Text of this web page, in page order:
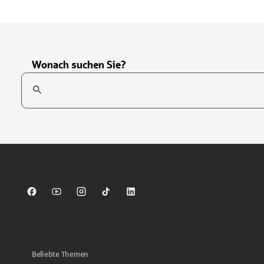
Wonach suchen Sie?
Suchfeld
Sparkasse auf Facebook
Sparkasse auf Youtube
Sparkasse auf Instagram
Sparkasse auf TikTok
Sparkasse auf LinkedIn
Beliebte Themen